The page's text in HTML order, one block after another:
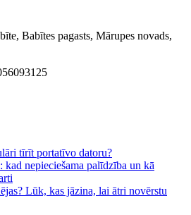
Babītes pagasts, Mārupes novads,
tīrīt portatīvo datoru?
kad nepieciešama palīdzība un kā
Lūk, kas jāzina, lai ātri novērstu